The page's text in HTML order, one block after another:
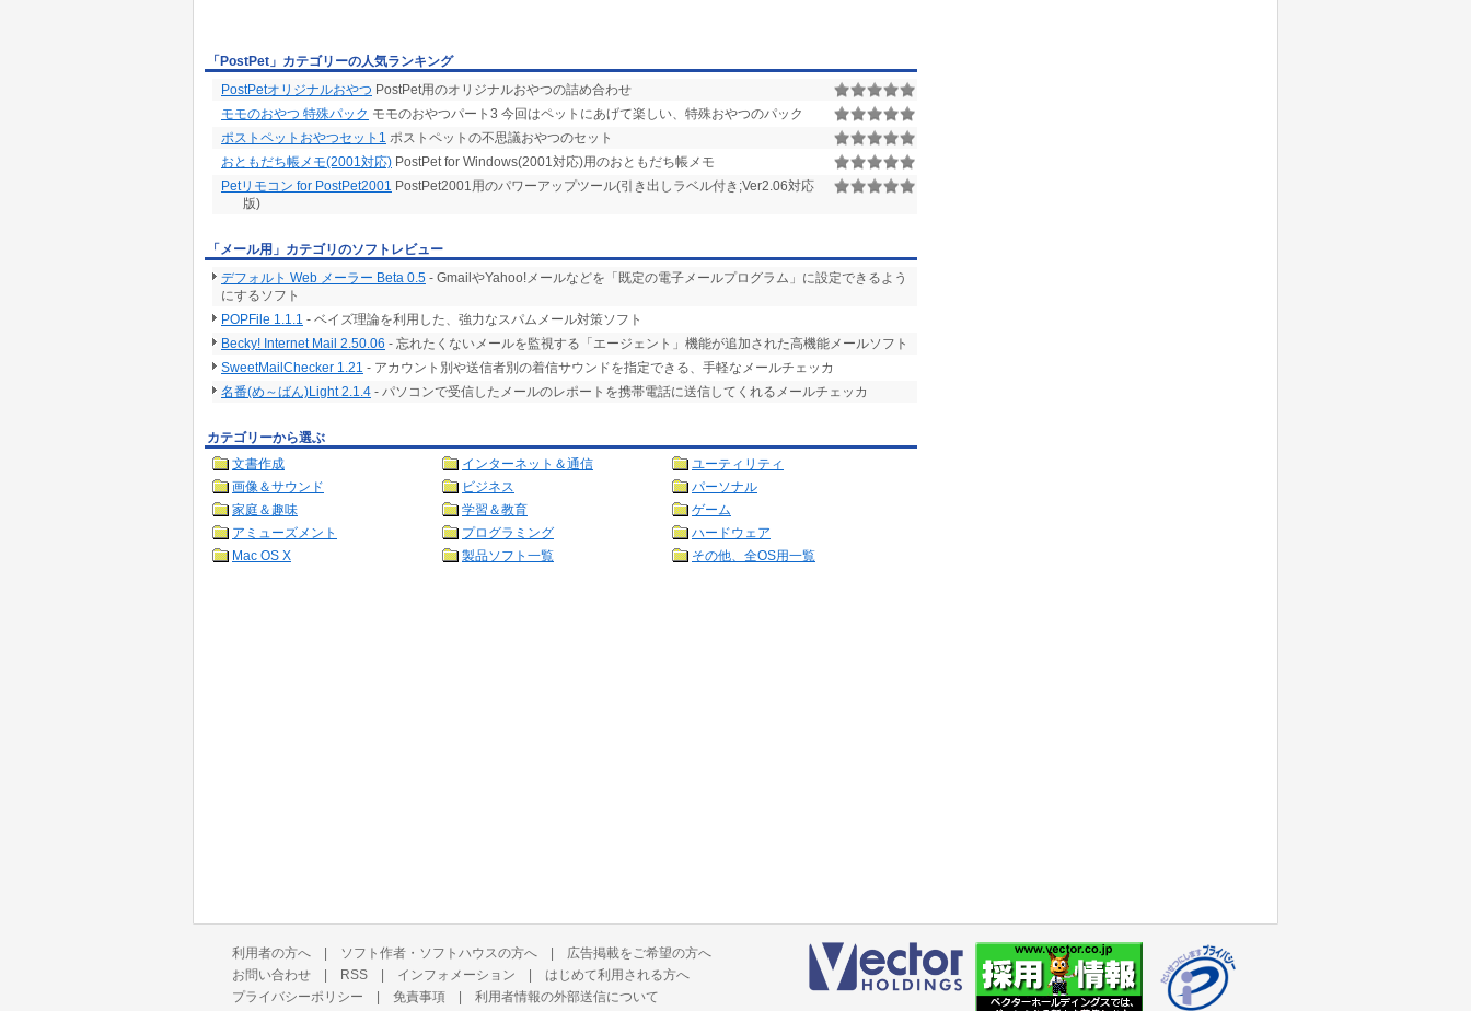
「PostPet」カテゴリーの人気ランキング
PostPetオリジナルおやつ PostPet用のオリジナルおやつの詰め合わせ
モモのおやつ 特殊パック モモのおやつパート3 今回はペットにあげて楽しい、特殊おやつのパック
ポストペットおやつセット1 ポストペットの不思議おやつのセット
おともだち帳メモ(2001対応) PostPet for Windows(2001対応)用のおともだち帳メモ
Petリモコン for PostPet2001 PostPet2001用のパワーアップツール(引き出しラベル付き;Ver2.06対応
版)
「メール用」カテゴリのソフトレビュー
デフォルト Web メーラー Beta 0.5 - GmailやYahoo!メールなどを「既定の電子メールプログラム」に設定できるよう
にするソフト
POPFile 1.1.1 - ベイズ理論を利用した、強力なスパムメール対策ソフト
Becky! Internet Mail 2.50.06 - 忘れたくないメールを監視する「エージェント」機能が追加された高機能メールソフト
SweetMailChecker 1.21 - アカウント別や送信者別の着信サウンドを指定できる、手軽なメールチェッカ
名番(め～ばん)Light 2.1.4 - パソコンで受信したメールのレポートを携帯電話に送信してくれるメールチェッカ
カテゴリーから選ぶ
文書作成
インターネット＆通信
ユーティリティ
画像＆サウンド
ビジネス
パーソナル
家庭＆趣味
学習＆教育
ゲーム
アミューズメント
プログラミング
ハードウェア
Mac OS X
製品ソフト一覧 その他、全OS用一覧
利用者の方へ | ソフト作者・ソフトハウスの方へ | 広告掲載をご希望の方へ
お問い合わせ | RSS | インフォメーション | はじめて利用される方へ
プライバシーポリシー | 免責事項 | 利用者情報の外部送信について